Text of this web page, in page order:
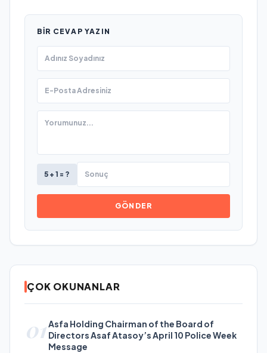
BIR CEVAP YAZIN
5 + 1 = ?
GÖNDER
ÇOK OKUNANLAR
01Asfa Holding Chairman of the Board of
Directors Asaf Atasoy’s April 10 Police Week
Message